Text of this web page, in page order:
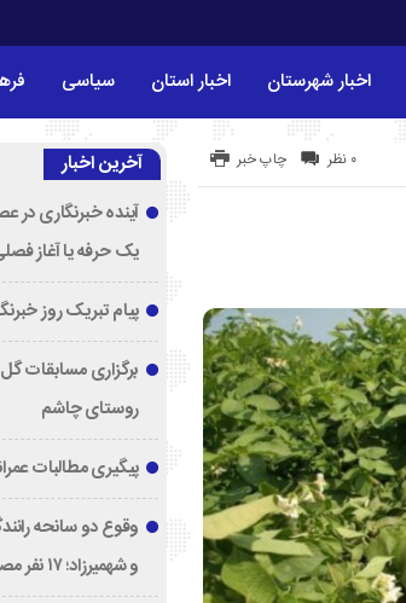
اخبار شهرستان اخبار استان سیاسی
چاپ خبر ۰ نظر آخرین اخبار
آینده خبرنگاری در
یک حرفه یا آغاز
پیام تبریک روز
برگزاری مسابقات
روستای چاشم
پیگیری مطالبات
وقوع دو سانحه
و شهمیرزاد؛ ۱۷ نفر مصدوم شدند